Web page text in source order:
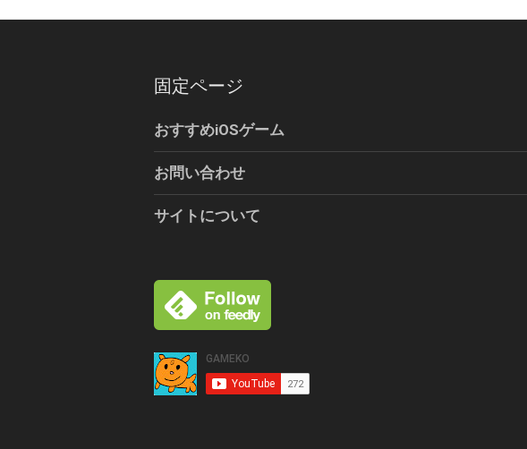
ン
固定ページ
おすすめiOSゲーム
お問い合わせ
サイトについて